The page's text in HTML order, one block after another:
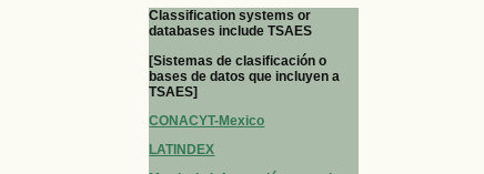
Classification systems or
databases include TSAES
[Sistemas de clasificación o
bases de datos que incluyen a
TSAES]
CONACYT-Mexico
LATINDEX